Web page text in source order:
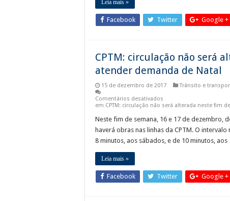
Leia mais »
Facebook Twitter Google +
CPTM: circulação não será
atender demanda de Natal
15 de dezembro de 2017 Trânsito e
Comentários desativados
em CPTM: circulação não será alterada neste fim
Neste fim de semana, 16 e 17 de dezembro,
haverá obras nas linhas da CPTM. O
8 minutos, aos sábados, e de 10 minutos,
Leia mais »
Facebook Twitter Google +